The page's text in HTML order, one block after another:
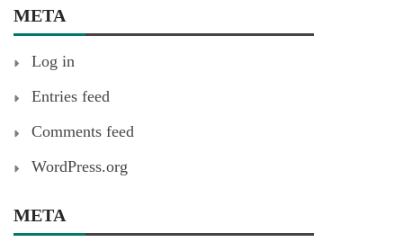
META
Log in
Entries feed
Comments feed
WordPress.org
META